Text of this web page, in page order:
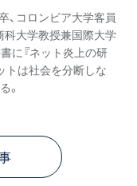
、コロンビア大学客員
科大学教授兼国際大学
に『ネット炎上の研
トは社会を分断しな
。